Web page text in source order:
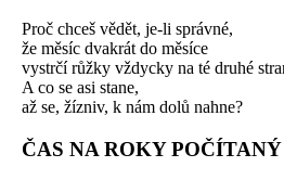
Proč chceš vědět, je-li správné,
že měsíc dvakrát do měsíce
vystrčí růžky vždycky na té druhé
A co se asi stane,
až se, žízniv, k nám dolů nahne?
ČAS NA ROKY POČÍTANÝ